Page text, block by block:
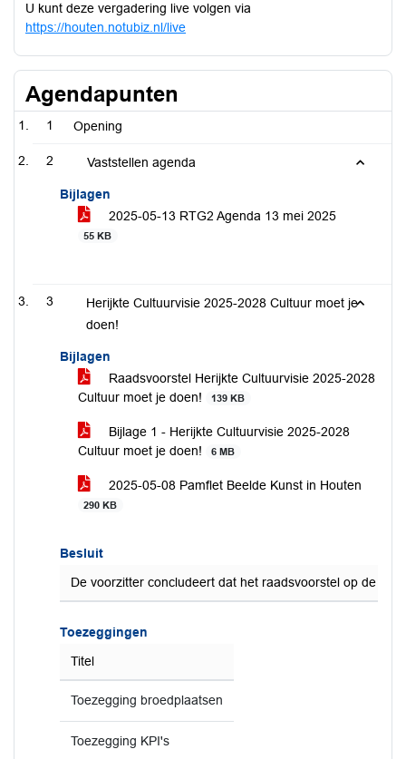
U kunt deze vergadering live volgen via
https://houten.notubiz.nl/live
Agendapunten
1 Opening
2 Vaststellen agenda
Bijlagen
2025-05-13 RTG2 Agenda 13 mei 2025
55 KB
3
Herijkte Cultuurvisie 2025-2028 Cultuur moet je
doen!
Bijlagen
Raadsvoorstel Herijkte Cultuurvisie 2025-2028
Cultuur moet je doen!
139 KB
Bijlage 1 - Herijkte Cultuurvisie 2025-2028
Cultuur moet je doen!
6 MB
2025-05-08 Pamflet Beelde Kunst in Houten
290 KB
Besluit
De voorzitter concludeert dat het raadsvoorstel op de
Toezeggingen
Titel
Toezegging broedplaatsen
Toezegging KPI's